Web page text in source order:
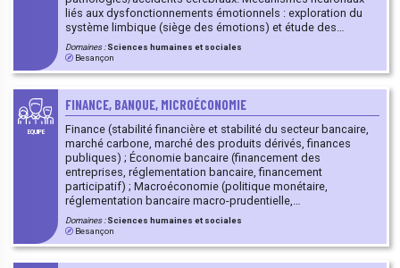
liés aux dysfonctionnements émotionnels : exploration du
système limbique (siège des émotions) et étude des
inducteurs d’émotions. Stratégies thérapeutiques et
diagnostiques dans les troubles
psychiatriques/neurologiques impactant le centre de
animaux.
Domaines :Sciences humaines et sociales
Besançon
EQUIPE
FINANCE, BANQUE, MICROÉCONOMIE
Finance (stabilité financière et stabilité du secteur bancaire,
marché carbone, marché des produits dérivés, finances
publiques) ; Économie bancaire (financement des
entreprises, réglementation bancaire, financement
participatif) ; Macroéconomie (politique monétaire,
réglementation bancaire macro-prudentielle,
macroéconomie réelle).
Domaines :Sciences humaines et sociales
Besançon